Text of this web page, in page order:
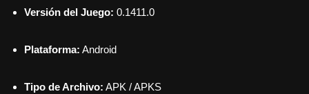
Versión del Juego: 0.1411.0
Plataforma: Android
Tipo de Archivo: APK / APKS